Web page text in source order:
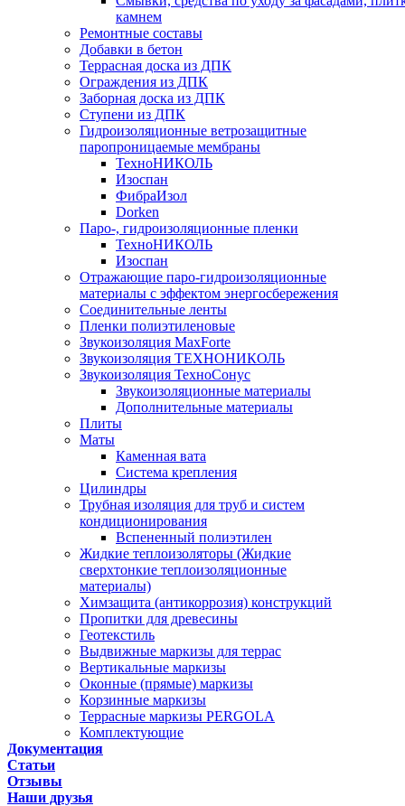
камнем
Ремонтные составы
Добавки в бетон
Террасная доска из ДПК
Ограждения из ДПК
Заборная доска из ДПК
Ступени из ДПК
Гидроизоляционные ветрозащитные
паропроницаемые мембраны
ТехноНИКОЛЬ
Изоспан
ФибраИзол
Dorken
Паро-, гидроизоляционные пленки
ТехноНИКОЛЬ
Изоспан
Отражающие паро-гидроизоляционные
материалы с эффектом энергосбережения
Соединительные ленты
Пленки полиэтиленовые
Звукоизоляция MaxForte
Звукоизоляция ТЕХНОНИКОЛЬ
Звукоизоляция ТехноСонус
Звукоизоляционные материалы
Дополнительные материалы
Плиты
Маты
Каменная вата
Система крепления
Цилиндры
Трубная изоляция для труб и систем
кондиционирования
Вспененный полиэтилен
Жидкие теплоизоляторы (Жидкие
сверхтонкие теплоизоляционные
материалы)
Химзащита (антикоррозия) конструкций
Пропитки для древесины
Геотекстиль
Выдвижные маркизы для террас
Вертикальные маркизы
Оконные (прямые) маркизы
Корзинные маркизы
Террасные маркизы PERGOLA
Комплектующие
Документация
Статьи
Отзывы
Наши друзья